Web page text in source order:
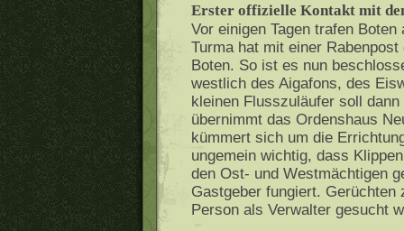
Erster offizielle Kontakt mit
Vor einigen Tagen trafen
Turma hat mit einer
Boten. So ist es nun
westlich des Aigafons, des
kleinen Flusszuläufer soll
übernimmt das Ordenshaus
kümmert sich um die
ungemein wichtig, dass
den Ost- und Westmächtigen
Gastgeber fungiert. Gerüchten
Person als Verwalter gesucht